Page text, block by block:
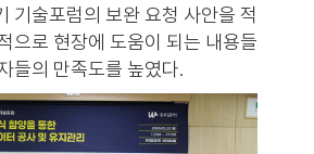
기술포럼의 보완 요청 사안을 적
으로 현장에 도움이 되는 내용들
들의 만족도를 높였다.